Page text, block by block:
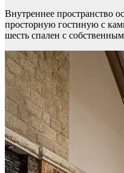
Внутреннее пространство
просторную гостиную с
шесть спален с